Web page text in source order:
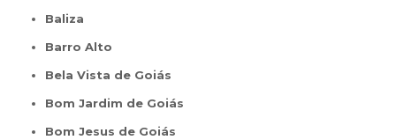
Baliza
Barro Alto
Bela Vista de Goiás
Bom Jardim de Goiás
Bom Jesus de Goiás